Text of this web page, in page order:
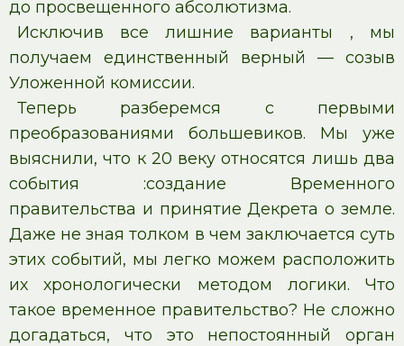
до просвещенного абсолютизма.
Исключив все лишние варианты , мы
получаем единственный верный — созыв
Уложенной комиссии.
Теперь разберемся с первыми
преобразованиями большевиков. Мы уже
выяснили, что к 20 веку относятся лишь два
события :создание Временного
правительства и принятие Декрета о земле.
Даже не зная толком в чем заключается суть
этих событий, мы легко можем расположить
их хронологически методом логики. Что
такое временное правительство? Не сложно
догадаться, что это непостоянный орган